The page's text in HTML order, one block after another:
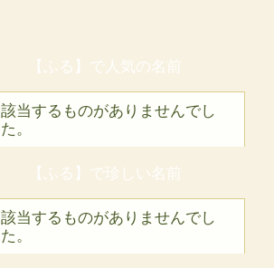
【ふる】で人気の名前
該当するものがありませんでし
た。
【ふる】で珍しい名前
該当するものがありませんでし
た。